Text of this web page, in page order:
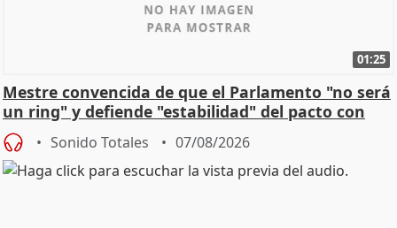
01:25
Mestre convencida de que el Parlamento "no será
un ring" y defiende "estabilidad" del pacto con
Vox
Sonido Totales 07/08/2026